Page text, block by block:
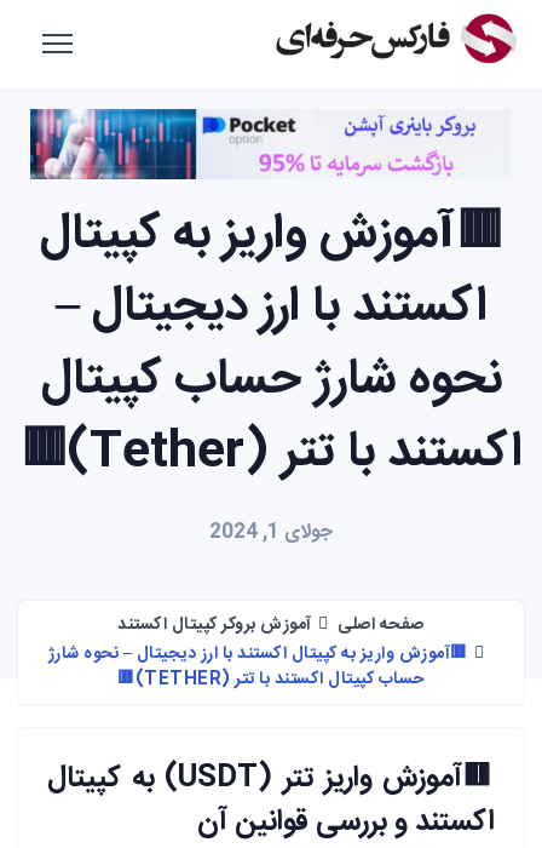
🟥آموزش واریز به کپیتال
اکستند با ارز دیجیتال –
نحوه شارژ حساب کپیتال
اکستند با تتر (Tether)🟥
جولای 1, 2024
صفحه اصلی
آموزش بروکر کپیتال اکستند
🟥آموزش واریز به کپیتال اکستند با ارز دیجیتال – نحوه شارژ
حساب کپیتال اکستند با تتر (TETHER)🟥
🟥
آموزش واریز تتر (USDT) به کپیتال
اکستند و بررسی قوانین آن